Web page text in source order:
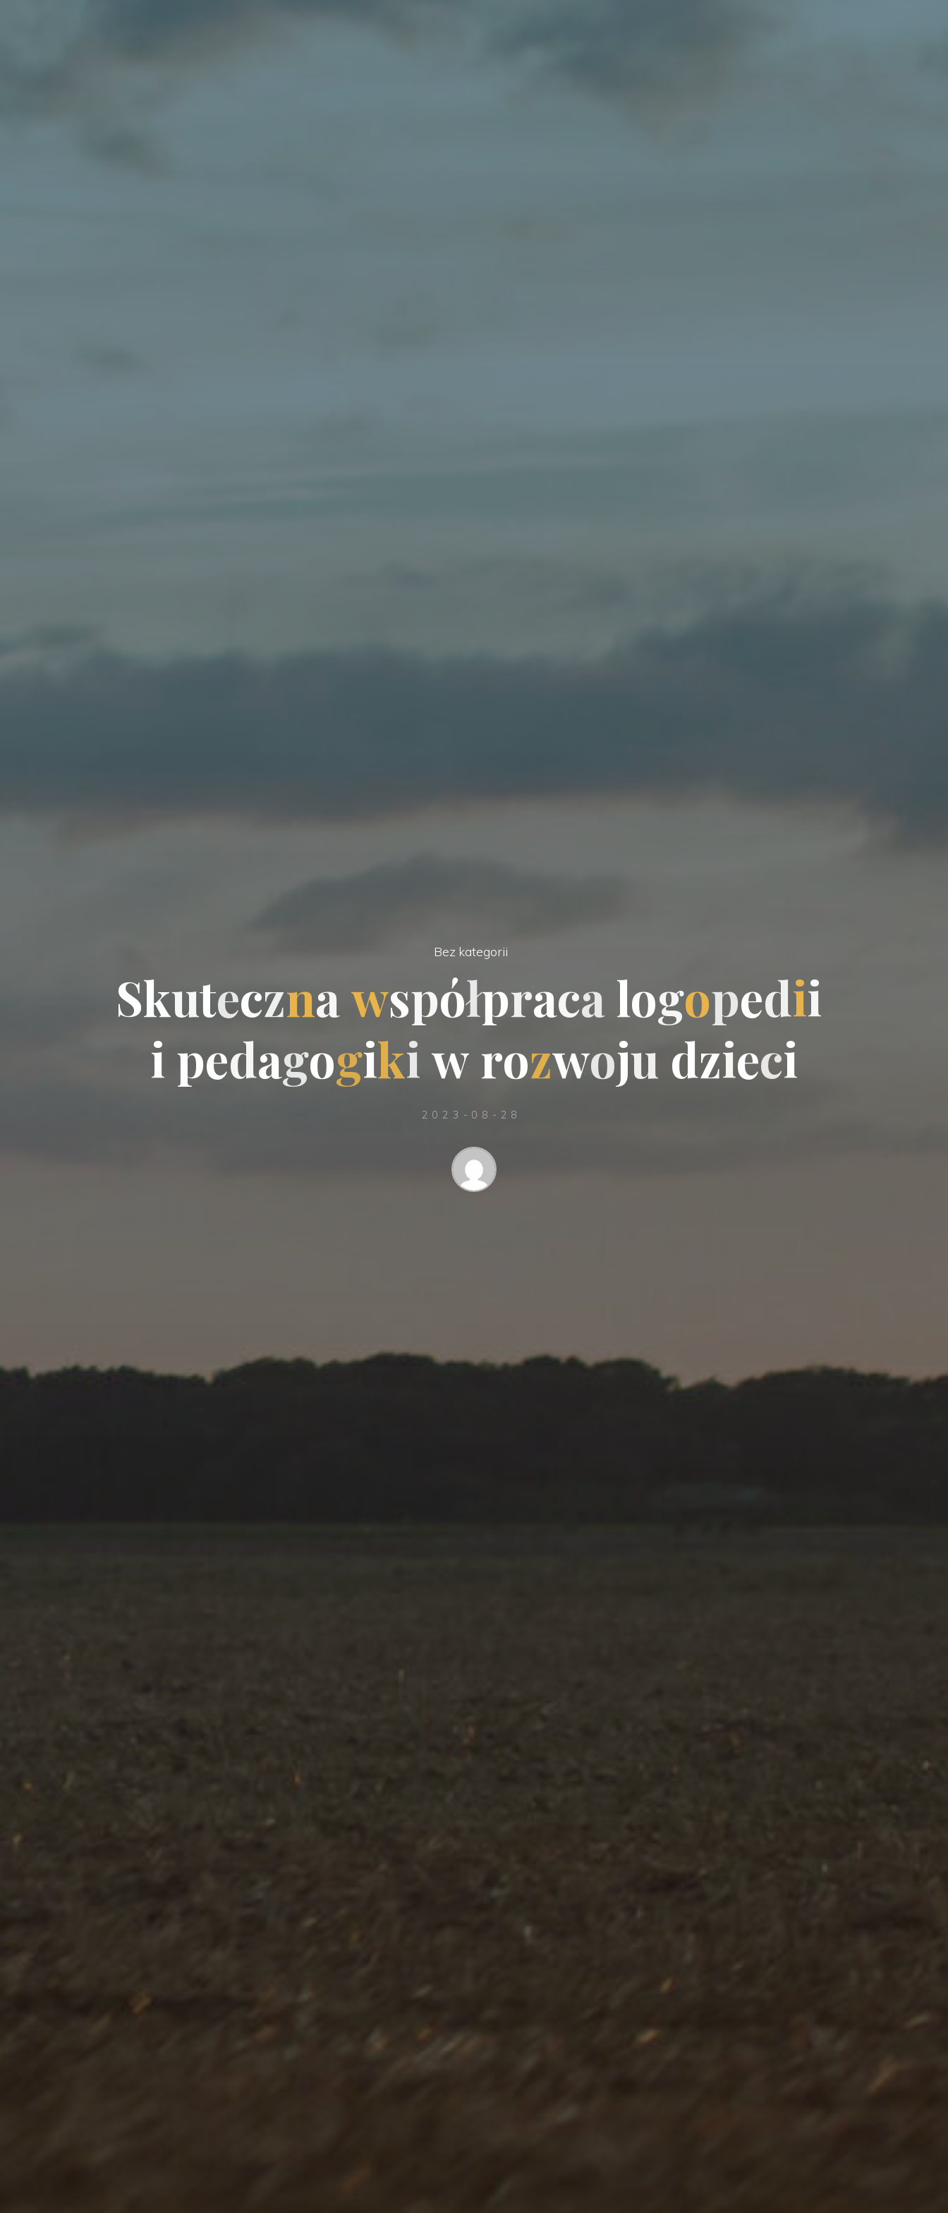
Bez kategorii
Skutecznawspółpracalogopedii
i pedagogikiw rozwoju dzieci
2023-08-28